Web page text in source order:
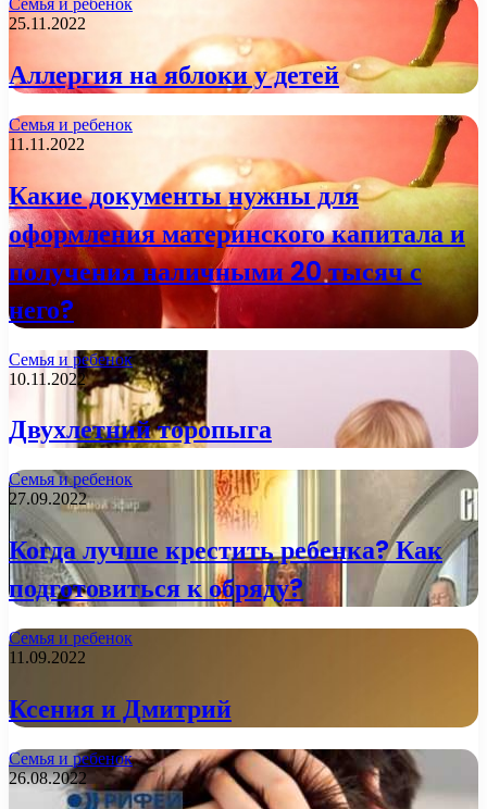
25.11.2022
Аллергия на яблоки у детей
Семья и ребенок
11.11.2022
Какие документы нужны для
оформления материнского капитала и
получения наличными 20 тысяч с
него?
Семья и ребенок
10.11.2022
Двухлетний торопыга
Семья и ребенок
27.09.2022
Когда лучше крестить ребенка? Как
подготовиться к обряду?
Семья и ребенок
11.09.2022
Ксения и Дмитрий
Семья и ребенок
26.08.2022